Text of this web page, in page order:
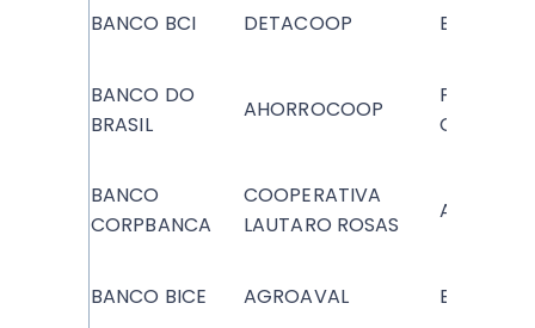
BANCO BCI DETACOOP ECR
BANCO DO
BRASIL
AHORROCOOP
FINANCIA
CAPITAL
BANCO
CORPBANCA
COOPERATIVA
LAUTARO ROSAS
ADDWISE
BANCO BICE AGROAVAL